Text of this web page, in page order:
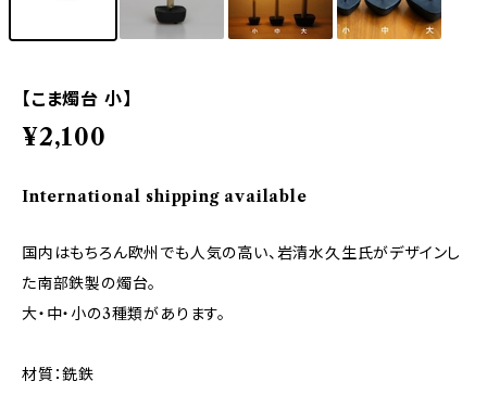
【こま燭台 小】
¥2,100
International shipping available
国内はもちろん欧州でも人気の高い、岩清水久生氏がデザインし
た南部鉄製の燭台。
大・中・小の3種類があります。
材質：銑鉄